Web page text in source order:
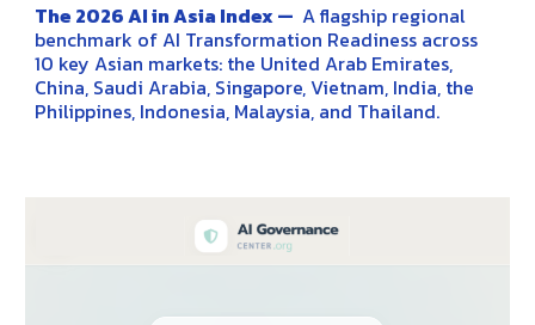
The 2026 AI in Asia Index — A flagship regional
benchmark of AI Transformation Readiness across
10 key Asian markets: the United Arab Emirates,
China, Saudi Arabia, Singapore, Vietnam, India, the
Philippines, Indonesia, Malaysia, and Thailand.